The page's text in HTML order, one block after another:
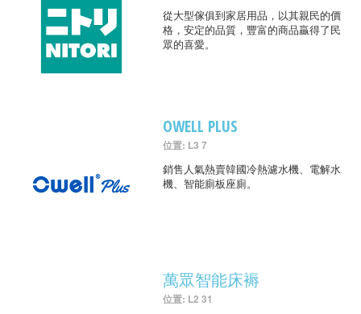
從大型傢俱到家居用品，以其親民的價
格，安定的品質，豐富的商品贏得了民
眾的喜愛。
OWELL PLUS
位置: L3 7
銷售人氣熱賣韓國冷熱濾水機、電解水
機、智能廁板座廁。
萬眾智能床褥
位置: L2 31